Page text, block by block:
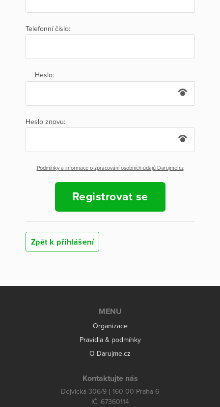
Telefonní číslo:
Heslo:
Heslo znovu:
Podmínky a informace o zpracování osobních údajů Darujme.cz
Registrovat se
Zpět k přihlášení
MENU
Organizace
Pravidla & podmínky
O Darujme.cz
Kontaktujte nás
Dejvická 306/9 | 160 00 Praha 6
IČ: 67360114